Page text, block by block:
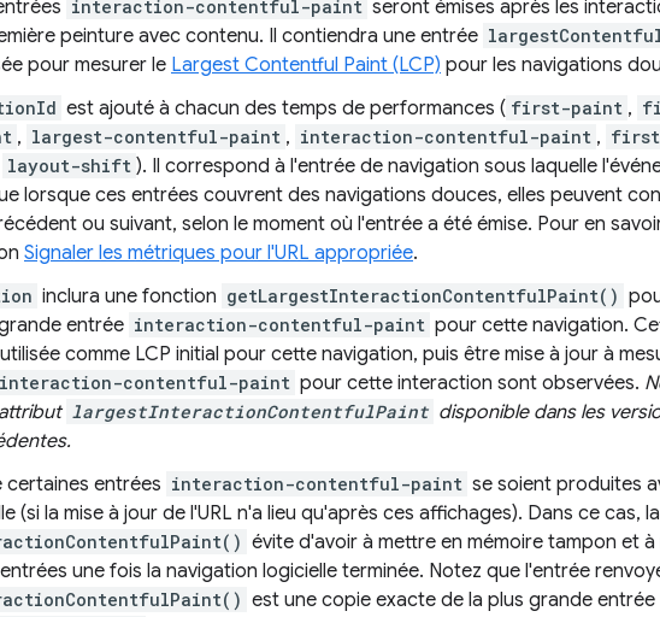
interaction-contentful-paint seront émises après les
peinture avec contenu. Il contiendra une entrée
pour mesurer le Largest Contentful Paint (LCP) pour les navigations
est ajouté à chacun des temps de performances ( first-paint ,
, largest-contentful-paint , interaction-contentful-paint ,
layout-shift ). Il correspond à l'entrée de navigation sous laquelle
lorsque ces entrées couvrent des navigations douces, elles peuvent
ou suivant, selon le moment où l'entrée a été émise. Pour en
Signaler les métriques pour l'URL appropriée.
inclura une fonction getLargestInteractionContentfulPaint()
entrée interaction-contentful-paint pour cette navigation.
comme LCP initial pour cette navigation, puis être mise à jour à
interaction-contentful-paint pour cette interaction sont observées.
largestInteractionContentfulPaint disponible dans les
certaines entrées interaction-contentful-paint se soient produites
(si la mise à jour de l'URL n'a lieu qu'après ces affichages). Dans ce cas,
évite d'avoir à mettre en mémoire tampon et à
une fois la navigation logicielle terminée. Notez que l'entrée
est une copie exacte de la plus grande entrée